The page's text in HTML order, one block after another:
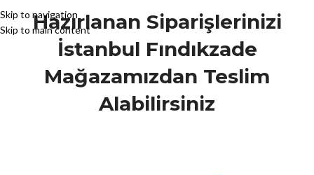
Skip to navigation
Skip to main content
Hazırlanan Siparişlerinizi
İstanbul Fındıkzade
Mağazamızdan Teslim
Alabilirsiniz